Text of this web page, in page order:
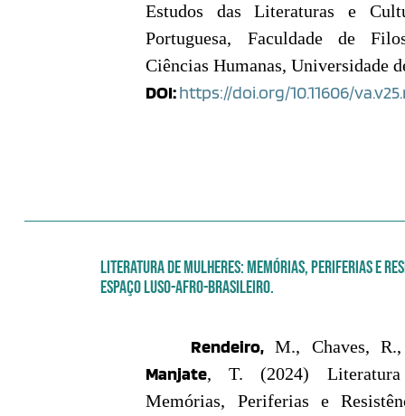
Estudos das Literaturas e
Portuguesa, Faculdade de
Ciências Humanas, Universidade
DOI:https://doi.org/10.11606/
LITERATURA DE MULHERES: MEMÓRIAS, PERIFERIAS E
ESPAÇO LUSO-AFRO-BRASILEIRO.
Rendeiro, M., Chaves,
Manjate, T. (2024)
Memórias, Periferias e